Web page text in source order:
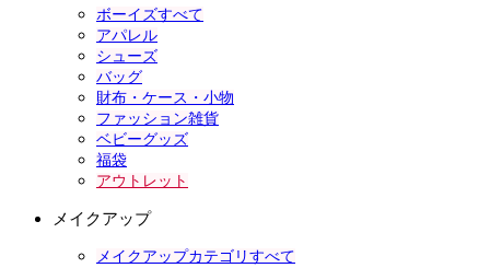
ボーイズすべて
アパレル
シューズ
バッグ
財布・ケース・小物
ファッション雑貨
ベビーグッズ
福袋
アウトレット
メイクアップ
メイクアップカテゴリすべて